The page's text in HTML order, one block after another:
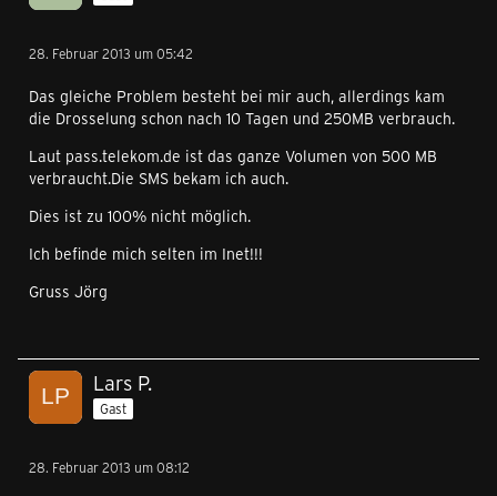
28. Februar 2013 um 05:42
Das gleiche Problem besteht bei mir auch, allerdings kam
die Drosselung schon nach 10 Tagen und 250MB verbrauch.
Laut pass.telekom.de ist das ganze Volumen von 500 MB
verbraucht.Die SMS bekam ich auch.
Dies ist zu 100% nicht möglich.
Ich befinde mich selten im Inet!!!
Gruss Jörg
Lars P.
Gast
28. Februar 2013 um 08:12